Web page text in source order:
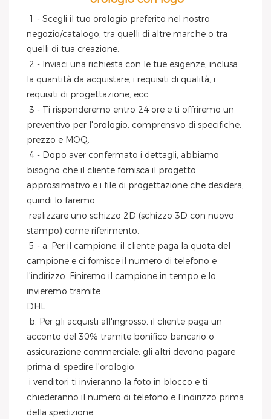
1 - Scegli il tuo orologio preferito nel nostro
negozio/catalogo, tra quelli di altre marche o tra
quelli di tua creazione.
la quantità da acquistare, i requisiti di qualità, i
requisiti di progettazione, ecc.
preventivo per l'orologio, comprensivo di specifiche,
prezzo e MOQ.
bisogno che il cliente fornisca il progetto
approssimativo e i file di progettazione che desidera,
quindi lo faremo
stampo) come riferimento.
campione e ci fornisce il numero di telefono e
l'indirizzo. Finiremo il campione in tempo e lo
invieremo tramite
DHL.
acconto del 30% tramite bonifico bancario o
assicurazione commerciale, gli altri devono pagare
prima di spedire l'orologio.
chiederanno il numero di telefono e l'indirizzo prima
della spedizione.